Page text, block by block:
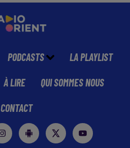
PODCASTS LA PLAYLIST
À LIRE QUI SOMMES NOUS
CONTACT